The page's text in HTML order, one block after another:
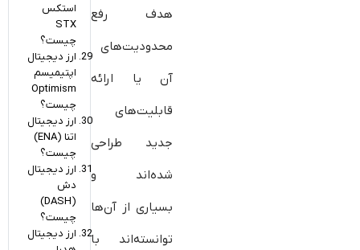
هدف رفع
محدودیت‌های
آن یا ارائه
قابلیت‌های
جدید طراحی
شده‌اند و
بسیاری از آن‌ها
توانسته‌اند با
استکس
STX
چیست؟
ارز دیجیتال
اپتیمیسم
Optimism
چیست؟
ارز دیجیتال
اتنا (ENA)
چیست؟
ارز دیجیتال
دش
(DASH)
چیست؟
ارز دیجیتال